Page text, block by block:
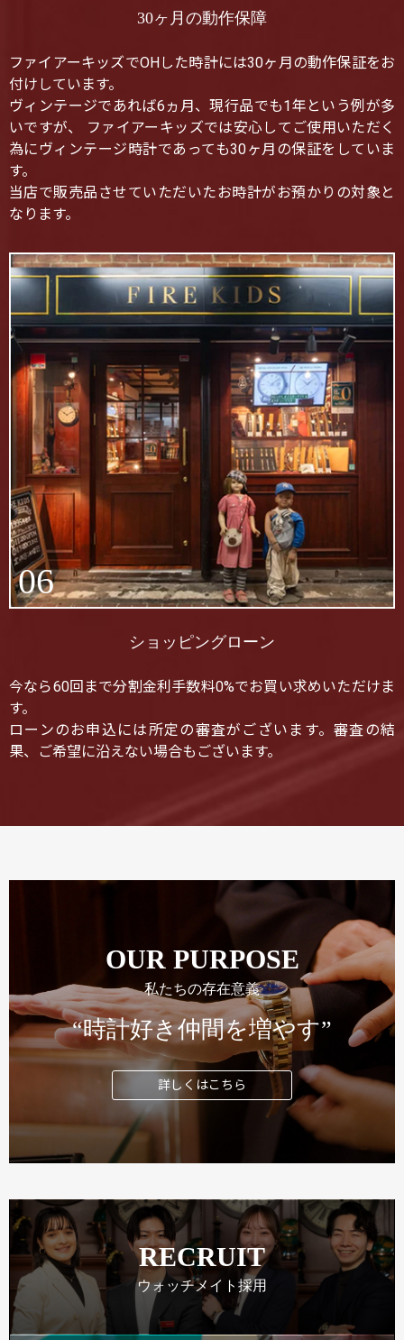
30ヶ月の動作保障
ファイアーキッズでOHした時計には30ヶ月の動作保証をお
付けしています。
ヴィンテージであれば6ヵ月、現行品でも1年という例が多
いですが、 ファイアーキッズでは安心してご使用いただく
為にヴィンテージ時計であっても30ヶ月の保証をしていま
す。
当店で販売品させていただいたお時計がお預かりの対象と
なります。
06
ショッピングローン
今なら60回まで分割金利手数料0%でお買い求めいただけま
す。
ローンのお申込には所定の審査がございます。審査の結
果、ご希望に沿えない場合もございます。
OUR PURPOSE
私たちの存在意義
“時計好き仲間を増やす”
詳しくはこちら
RECRUIT
ウォッチメイト採用